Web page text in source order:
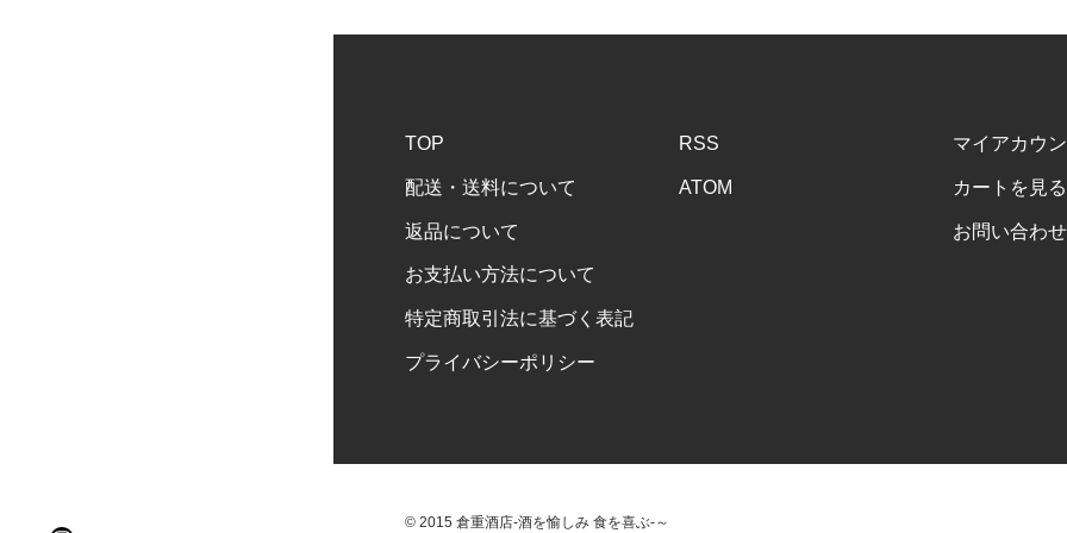
TOP
配送・送料について
返品について
お支払い方法について
特定商取引法に基づく表記
プライバシーポリシー
RSS
ATOM
マイアカウ
カートを見る
お問い合わせ
© 2015 倉重酒店-酒を愉しみ 食を喜ぶ-～